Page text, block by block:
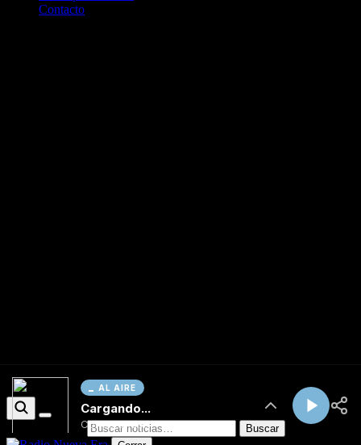
AL AIRE
Cargando...
Conectando...